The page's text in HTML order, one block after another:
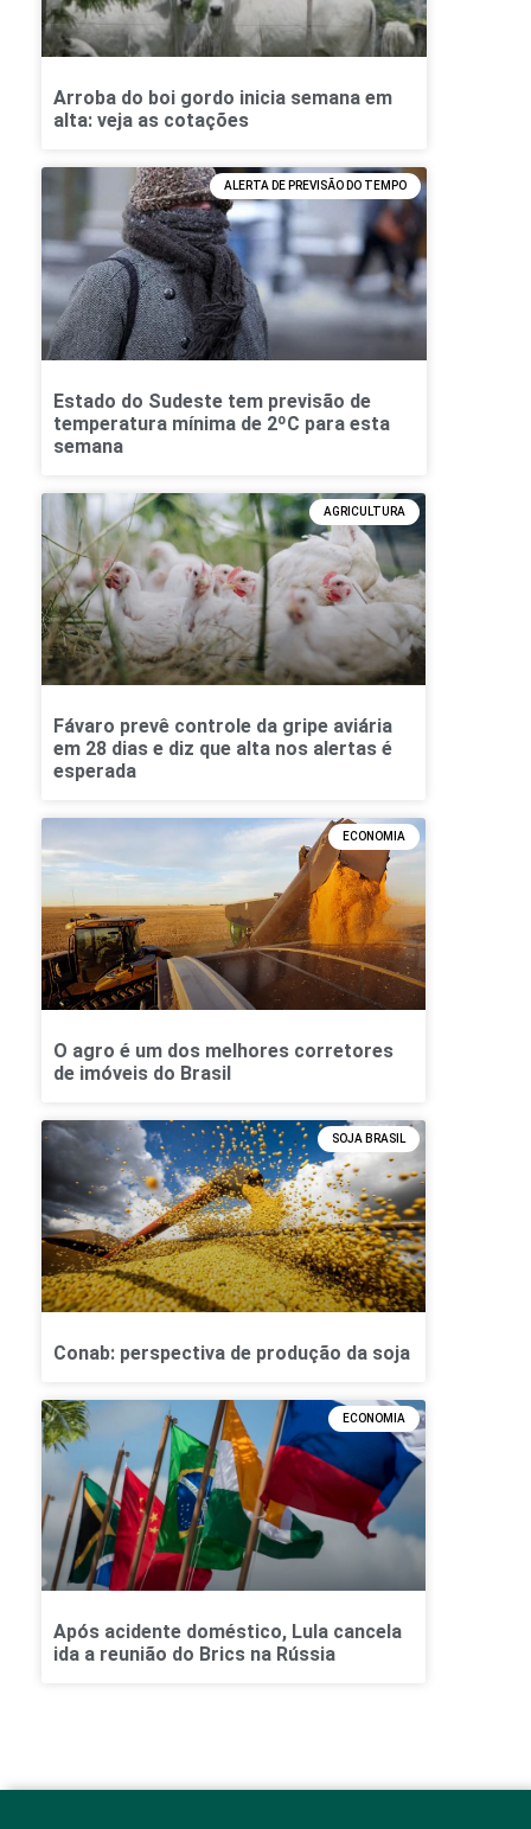
Arroba do boi gordo inicia semana em
alta: veja as cotações
ALERTA DE PREVISÃO DO TEMPO
Estado do Sudeste tem previsão de
temperatura mínima de 2ºC para esta
semana
AGRICULTURA
Fávaro prevê controle da gripe aviária
em 28 dias e diz que alta nos alertas é
esperada
ECONOMIA
O agro é um dos melhores corretores
de imóveis do Brasil
SOJA BRASIL
Conab: perspectiva de produção da soja
ECONOMIA
Após acidente doméstico, Lula cancela
ida a reunião do Brics na Rússia